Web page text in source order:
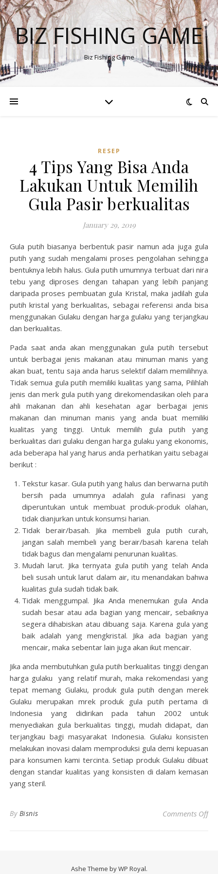
BIZ FISHING GAME
Biz Fishing Game
RESEP
4 Tips Yang Bisa Anda
Lakukan Untuk Memilih
Gula Pasir berkualitas
January 29, 2019
Gula putih biasanya berbentuk pasir namun ada juga gula
putih yang sudah mengalami proses pengolahan sehingga
bentuknya lebih halus. Gula putih umumnya terbuat dari nira
tebu yang diproses dengan tahapan yang lebih panjang
daripada proses pembuatan gula Kristal, maka jadilah gula
putih kristal yang berkualitas, sebagai referensi anda bisa
menggunakan Gulaku dengan harga gulaku yang terjangkau
dan berkualitas.
Pada saat anda akan menggunakan gula putih tersebut
untuk berbagai jenis makanan atau minuman manis yang
akan buat, tentu saja anda harus selektif dalam memilihnya.
Tidak semua gula putih memiliki kualitas yang sama, Pilihlah
jenis dan merk gula putih yang direkomendasikan oleh para
ahli makanan dan ahli kesehatan agar berbagai jenis
makanan dan minuman manis yang anda buat memiliki
kualitas yang tinggi. Untuk memilih gula putih yang
berkualitas dari gulaku dengan harga gulaku yang ekonomis,
ada beberapa hal yang harus anda perhatikan yaitu sebagai
berikut :
Tekstur kasar. Gula putih yang halus dan berwarna putih
bersih pada umumnya adalah gula rafinasi yang
diperuntukan untuk membuat produk-produk olahan,
tidak dianjurkan untuk konsumsi harian.
Tidak berair/basah. Jika membeli gula putih curah,
jangan salah membeli yang berair/basah karena telah
tidak bagus dan mengalami penurunan kualitas.
Mudah larut. Jika ternyata gula putih yang telah Anda
beli susah untuk larut dalam air, itu menandakan bahwa
kualitas gula sudah tidak baik.
Tidak menggumpal. Jika Anda menemukan gula Anda
sudah besar atau ada bagian yang mencair, sebaiknya
segera dihabiskan atau dibuang saja. Karena gula yang
baik adalah yang mengkristal. Jika ada bagian yang
mencair, maka sebentar lain juga akan ikut mencair.
Jika anda membutuhkan gula putih berkualitas tinggi dengan
harga gulaku yang relatif murah, maka rekomendasi yang
tepat memang Gulaku, produk gula putih dengan merek
Gulaku merupakan mrek produk gula putih pertama di
Indonesia yang didirikan pada tahun 2002 untuk
menyediakan gula berkualitas tinggi, mudah didapat, dan
terjangkau bagi masyarakat Indonesia. Gulaku konsisten
melakukan inovasi dalam memproduksi gula demi kepuasan
para konsumen kami tercinta. Setiap produk Gulaku dibuat
dengan standar kualitas yang konsisten di dalam kemasan
yang steril.
By Bisnis Comments Offon
Ashe Theme byWP Royal.